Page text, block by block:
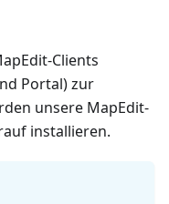
Clients
Portal) zur
unsere MapEdit-
installieren.